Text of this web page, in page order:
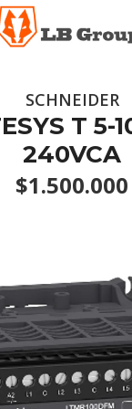
SCHNEIDER
T 5-
240VCA
$1.500.000